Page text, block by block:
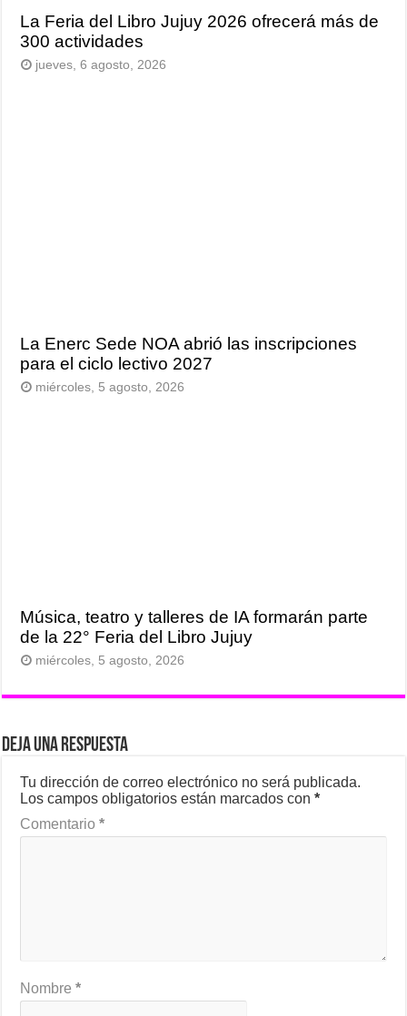
La Feria del Libro Jujuy 2026 ofrecerá más de
300 actividades
jueves, 6 agosto, 2026
La Enerc Sede NOA abrió las inscripciones
para el ciclo lectivo 2027
miércoles, 5 agosto, 2026
Música, teatro y talleres de IA formarán parte
de la 22° Feria del Libro Jujuy
miércoles, 5 agosto, 2026
Deja una respuesta
Tu dirección de correo electrónico no será publicada.
Los campos obligatorios están marcados con*
Comentario*
Nombre*